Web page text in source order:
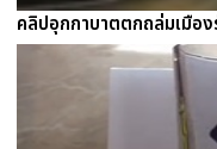
คลิปอุกกาบาตตกถล่มเมือ